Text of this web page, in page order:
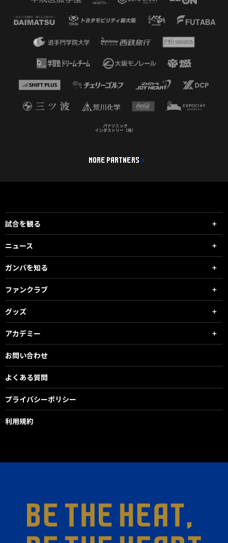
MORE PARTNERS
試合を観る
ニュース
ガンバを知る
ファンクラブ
グッズ
アカデミー
お問い合わせ
よくある質問
プライバシーポリシー
利用規約